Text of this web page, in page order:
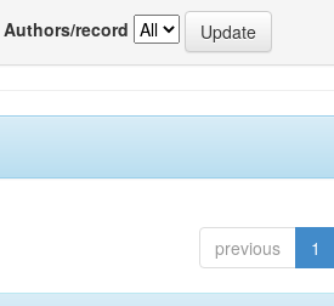
Authors/record
previous 1